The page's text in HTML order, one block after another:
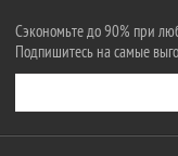
Сэкономьте до 90% при
Подпишитесь на самые